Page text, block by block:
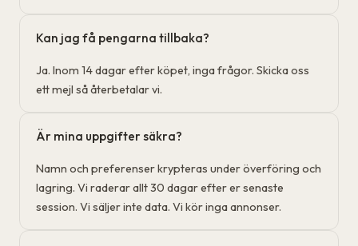
Kan jag få pengarna tillbaka?
Ja. Inom 14 dagar efter köpet, inga frågor. Skicka oss
ett mejl så återbetalar vi.
Är mina uppgifter säkra?
Namn och preferenser krypteras under överföring och
lagring. Vi raderar allt 30 dagar efter er senaste
session. Vi säljer inte data. Vi kör inga annonser.